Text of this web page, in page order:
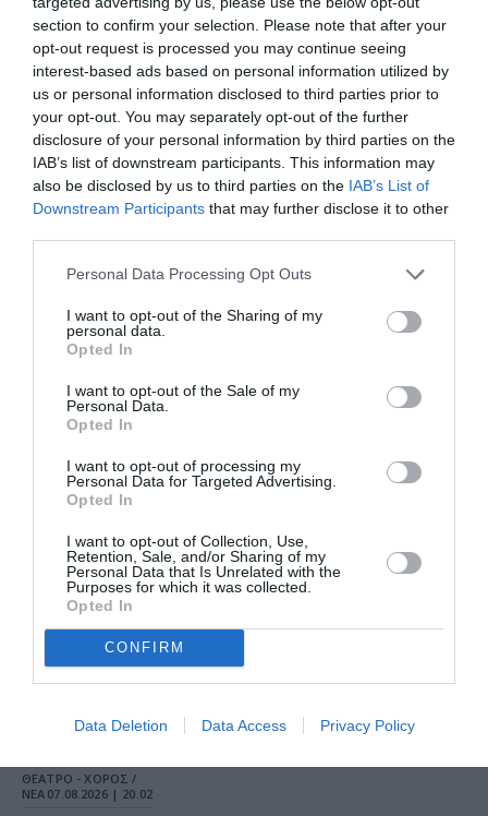
section to confirm your selection. Please note that after your
opt-out request is processed you may continue seeing
interest-based ads based on personal information utilized by
us or personal information disclosed to third parties prior to
your opt-out. You may separately opt-out of the further
disclosure of your personal information by third parties on the
IAB’s list of downstream participants. This information may
also be disclosed by us to third parties on the IAB’s List of
Downstream Participants that may further disclose it to other
Personal Data Processing Opt Outs
I want to opt-out of the Sharing of my
personal data.
Opted In
I want to opt-out of the Sale of my
Personal Data.
Opted In
I want to opt-out of processing my
Personal Data for Targeted Advertising.
Opted In
I want to opt-out of Collection, Use,
Retention, Sale, and/or Sharing of my
Personal Data that Is Unrelated with the
Purposes for which it was collected.
Opted In
CONFIRM
Data Deletion Data Access Privacy Policy
ΜΟΥΣΙΚΗ / ΜΟΥΣΙΚΑ ΝΕΑ
Νίκος Ζιώγαλας:
Κυκλοφορεί το
νέο του άλμπουμ
«Άλλες φωνές»
Νίκος Ζιώγαλας
Τελευταία
νέα
ΘΕΑΤΡΟ - ΧΟΡΟΣ /
ΝΕΑ 07.08.2026 | 20.02